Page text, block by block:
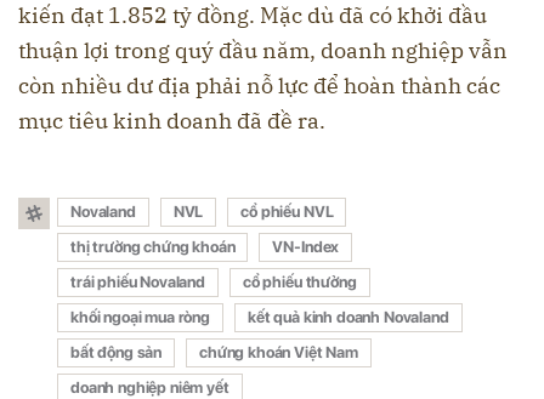
kiến đạt 1.852 tỷ đồng. Mặc dù đã có khởi đầu
thuận lợi trong quý đầu năm, doanh nghiệp vẫn
còn nhiều dư địa phải nỗ lực để hoàn thành các
mục tiêu kinh doanh đã đề ra.
Novaland NVL
cổ phiếu NVL
thị trường chứng khoán
VN-Index
trái phiếu Novaland
cổ phiếu thưởng
khối ngoại mua ròng
kết quả kinh doanh Novaland
bất động sản
chứng khoán Việt Nam
doanh nghiệp niêm yết